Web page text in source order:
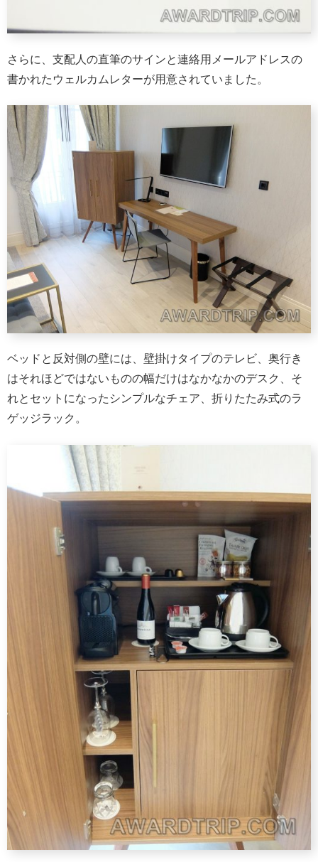
さらに、支配人の直筆のサインと連絡用メールアドレスの
書かれたウェルカムレターが用意されていました。
ベッドと反対側の壁には、壁掛けタイプのテレビ、奥行き
はそれほどではないものの幅だけはなかなかのデスク、そ
れとセットになったシンプルなチェア、折りたたみ式のラ
ゲッジラック。